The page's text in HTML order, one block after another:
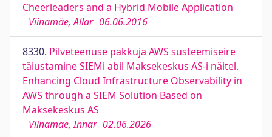
Cheerleaders and a Hybrid Mobile Application
Viinamäe, Allar 06.06.2016
8330. Pilveteenuse pakkuja AWS süsteemiseire
täiustamine SIEMi abil Maksekeskus AS-i näitel.
Enhancing Cloud Infrastructure Observability in
AWS through a SIEM Solution Based on
Maksekeskus AS
Viinamäe, Innar 02.06.2026